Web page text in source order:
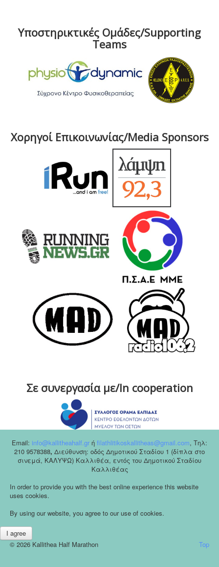
Υποστηρικτικές Ομάδες/Supporting
Teams
Χορηγοί Επικοινωνίας/Media Sponsors
Σε συνεργασία με/In cooperation
Email: info@kallitheahalf.gr ή filathlitikoskallitheas@gmail.com, Tηλ:
210 9578388, Διεύθυνση: οδός Δημοτικού Σταδίου 1 (δίπλα στο
σινεμά, ΚΑΛΥΨΩ) Καλλιθέα, εντός του Δημοτικού Σταδίου
Καλλιθέας
In order to provide you with the best online experience this website
uses cookies.
By using our website, you agree to our use of cookies.
I agree
Top
© 2026 Kallithea Half Marathon